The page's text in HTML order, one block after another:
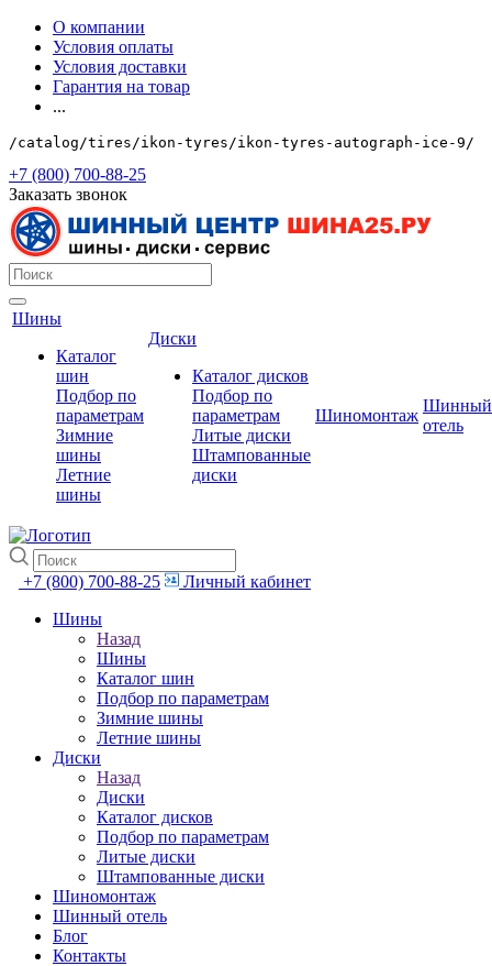
О компании
Условия оплаты
Условия доставки
Гарантия на товар
...
/catalog/tires/ikon-tyres/ikon-tyres-autograph-ice-9/
+7 (800) 700-88-25
Заказать звонок
Шины
Каталог
шин
Подбор по
параметрам
Зимние
шины
Летние
шины
Диски
Каталог дисков
Подбор по
параметрам
Литые диски
Штампованные
диски
Шиномонтаж
Шинный
отель
+7 (800) 700-88-25
Личный кабинет
Шины
Назад
Шины
Каталог шин
Подбор по параметрам
Зимние шины
Летние шины
Диски
Назад
Диски
Каталог дисков
Подбор по параметрам
Литые диски
Штампованные диски
Шиномонтаж
Шинный отель
Блог
Контакты